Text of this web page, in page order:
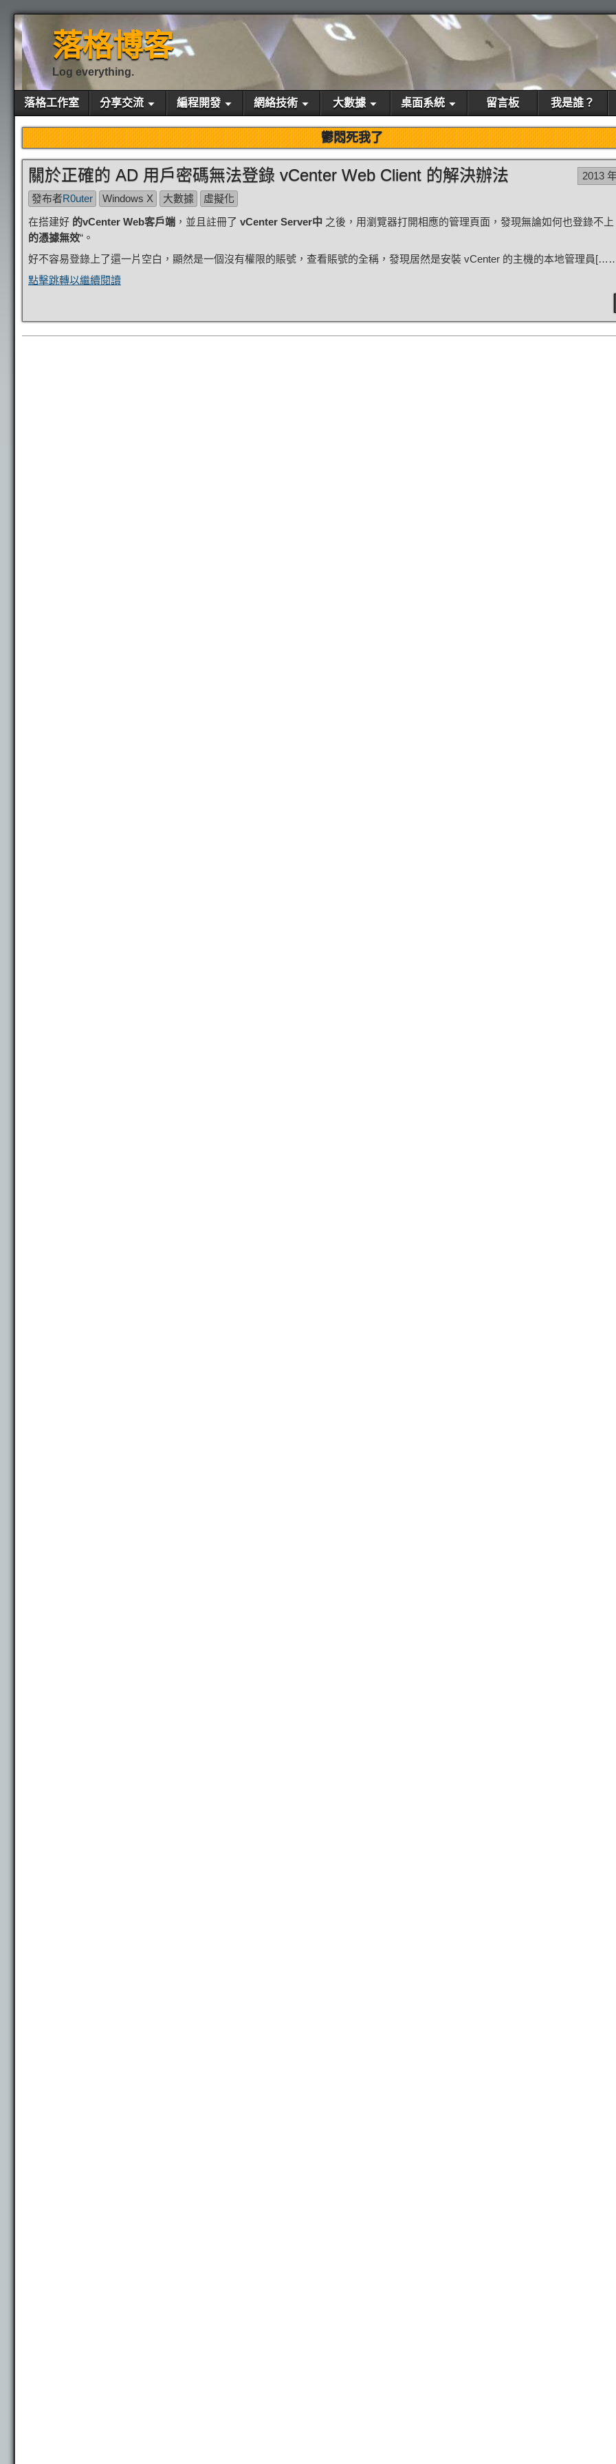
落格博客
Log everything.
落格工作室 分享交流 編程開發 網絡技術 大數據 桌面系統 留言板 我是誰？
鬱悶死我了
關於正確的 AD 用戶密碼無法登錄 vCenter Web Client 的解決辦法
2013
發布者R0uter Windows X 大數據
虛擬化
在搭建好 的vCenter Web客戶端 ，並且註冊了 vCenter Server中 之後，用瀏覽器打開相應的管理頁面，發現無論如何也登錄不上
的憑據無效“。
好不容易登錄上了還一片空白，顯然是一個沒有權限的賬號，查看賬號的全稱，發現居然是安裝 vCenter 的主機的本地管理員
點擊跳轉以繼續閱讀